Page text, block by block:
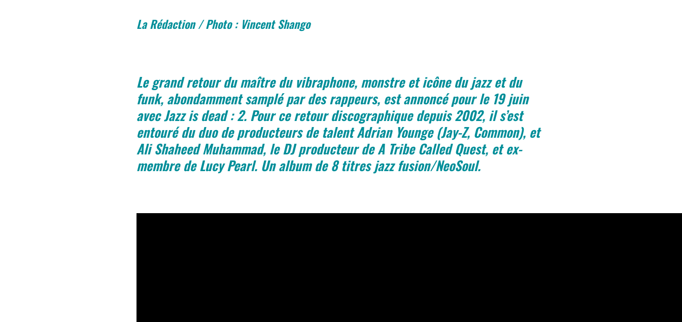
La Rédaction / Photo : Vincent Shango
Le grand retour du maître du vibraphone, monstre et icône du jazz et du
funk, abondamment samplé par des rappeurs, est annoncé pour le 19 juin
avec Jazz is dead : 2. Pour ce retour discographique depuis 2002, il s’est
entouré du duo de producteurs de talent Adrian Younge (Jay-Z, Common), et
Ali Shaheed Muhammad, le DJ producteur de A Tribe Called Quest, et ex-
membre de Lucy Pearl. Un album de 8 titres jazz fusion/NeoSoul.